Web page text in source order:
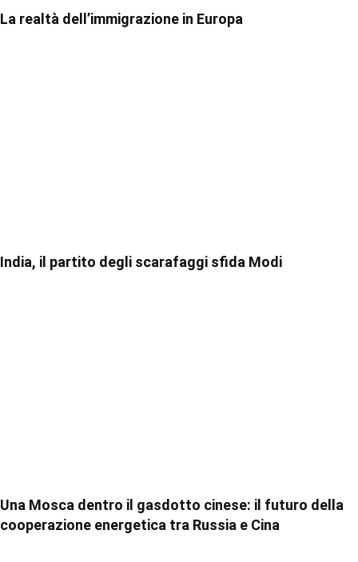
La realtà dell’immigrazione in Europa
India, il partito degli scarafaggi sfida Modi
Una Mosca dentro il gasdotto cinese: il futuro della
cooperazione energetica tra Russia e Cina